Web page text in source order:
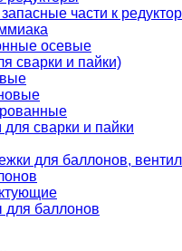
части к
осевые
сварки и пайки)
сварки и пайки
для баллонов,
баллонов